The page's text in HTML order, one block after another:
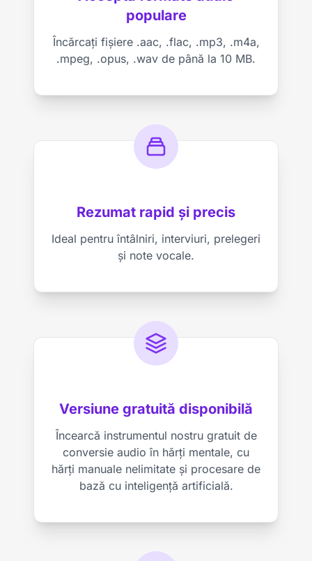
populare
Încărcați fișiere .aac, .flac, .mp3, .m4a,
.mpeg, .opus, .wav de până la 10 MB.
Rezumat rapid și precis
Ideal pentru întâlniri, interviuri, prelegeri
și note vocale.
Versiune gratuită disponibilă
Încearcă instrumentul nostru gratuit de
conversie audio în hărți mentale, cu
hărți manuale nelimitate și procesare de
bază cu inteligență artificială.